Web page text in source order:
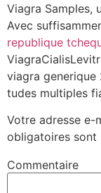
Viagra Samples,
Avec
republique
viagra
tudes multiples
Votre adresse e-
obligatoires sont
Commentaire